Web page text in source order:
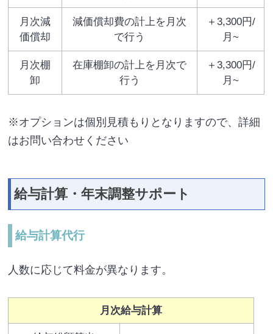
月次減
価償却
減価償却費の計上を月次
で行う
＋3,300円/
月~
月次棚
卸
在庫棚卸の計上を月次で
行う
＋3,300円/
月~
※オプションは個別見積もりとなりますので、詳細
はお問い合わせください
給与計算・年末調整サポート
給与計算代行
人数に応じて料金が異なります。
月次給与計算